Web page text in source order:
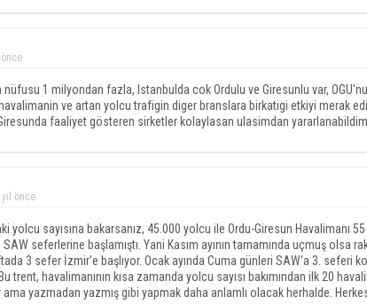
önce
nüfusu 1 milyondan fazla, Istanbulda cok Ordulu ve Giresunlu var,
ve artan yolcu trafigin diger branslara birkatigi etkiyi merak
faaliyet gösteren sirketler kolaylasan ulasimdan
önce
yolcu sayısına bakarsanız, 45.000 yolcu ile Ordu-Giresun Havalimanı
seferlerine başlamıştı. Yani Kasım ayının tamamında uçmuş olsa
3 sefer İzmir'e başlıyor. Ocak ayında Cuma günleri SAW'a 3. seferi
trent, havalimanının kısa zamanda yolcu sayısı bakımından ilk 20
yazmadan yazmış gibi yapmak daha anlamlı olacak herhalde.